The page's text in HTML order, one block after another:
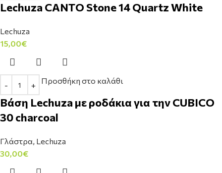
Lechuza CANTO Stone 14 Quartz White
Lechuza
15,00€
Προσθήκη στο καλάθι
Bάση Lechuza με ροδάκια για την CUBICO
30 charcoal
Γλάστρα, Lechuza
30,00€